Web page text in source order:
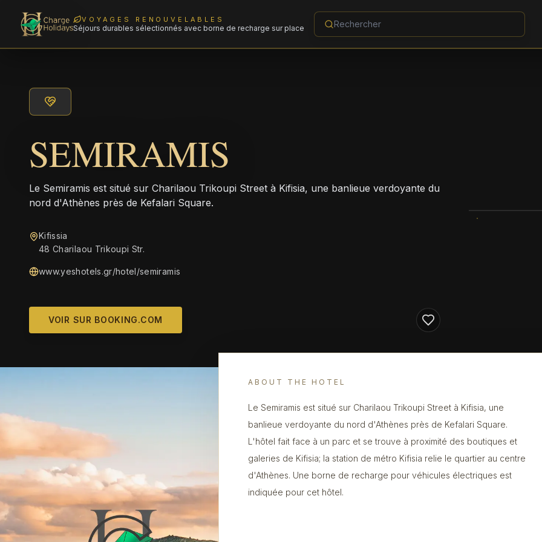
VOYAGES RENOUVELABLES
Séjours durables sélectionnés avec borne de recharge sur place
SEMIRAMIS
Le Semiramis est situé sur Charilaou Trikoupi Street à Kifisia, une banlieue verdoyante du
nord d'Athènes près de Kefalari Square.
Kifissia
48 Charilaou Trikoupi Str.
www.yeshotels.gr/hotel/semiramis
VOIR SUR BOOKING.COM
ABOUT THE HOTEL
Le Semiramis est situé sur Charilaou Trikoupi Street à Kifisia, une
banlieue verdoyante du nord d'Athènes près de Kefalari Square.
L'hôtel fait face à un parc et se trouve à proximité des boutiques et
galeries de Kifisia; la station de métro Kifisia relie le quartier au centre
d'Athènes. Une borne de recharge pour véhicules électriques est
indiquée pour cet hôtel.